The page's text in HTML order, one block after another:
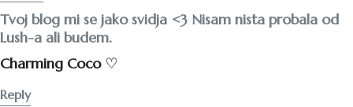
Tvoj blog mi se jako svidja <3 Nisam nista probala od
Lush-a ali budem.
Charming Coco♡
Reply